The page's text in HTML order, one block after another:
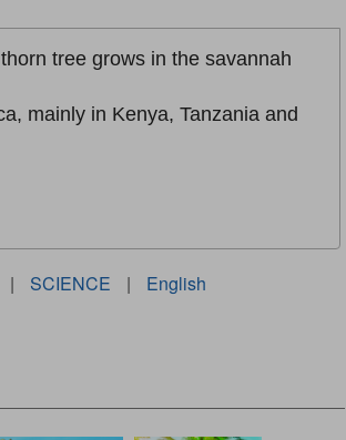
tree grows in the savannah
mainly in Kenya, Tanzania and
| SCIENCE | English